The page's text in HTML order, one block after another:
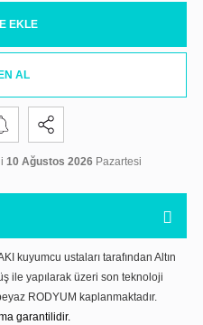
EKLE
AL
10 Ağustos 2026Pazartesi
kuyumcu ustaları tarafından Altın
ile yapılarak üzeri son teknoloji
RODYUM kaplanmaktadır.
garantilidir.